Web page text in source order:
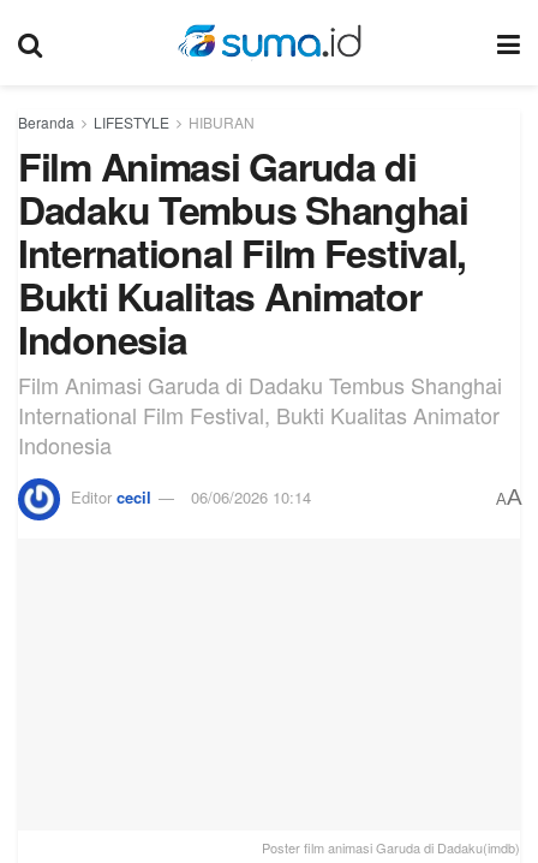
Beranda LIFESTYLE HIBURAN
Film Animasi Garuda di
Dadaku Tembus Shanghai
International Film Festival,
Bukti Kualitas Animator
Indonesia
Film Animasi Garuda di Dadaku Tembus Shanghai
International Film Festival, Bukti Kualitas Animator
Indonesia
Editor cecil 06/06/2026 10:14 AA
Poster film animasi Garuda di Dadaku(imdb)